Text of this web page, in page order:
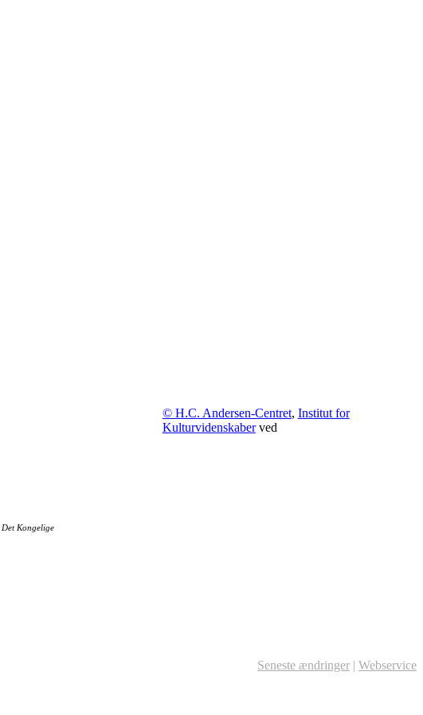
Det Kongelige
© H.C. Andersen-Centret, Institut for
Kulturvidenskaberved
Seneste ændringer | Webservice